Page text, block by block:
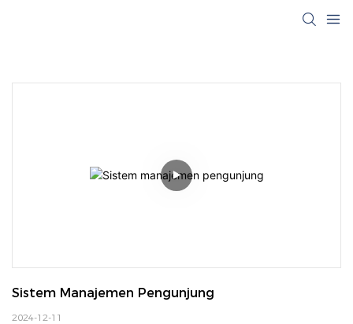
Sistem Manajemen Pengunjung
2024-12-11